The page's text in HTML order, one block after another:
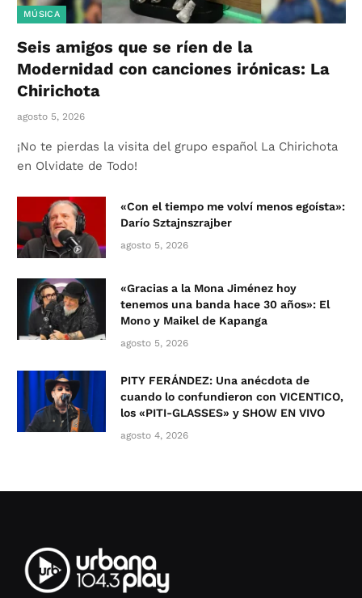
MÚSICA
Seis amigos que se ríen de la
Modernidad con canciones irónicas: La
Chirichota
agosto 5, 2026
¡No te pierdas la visita del grupo español La Chirichota
en Olvidate de Todo!
«Con el tiempo me volví menos egoísta»:
Darío Sztajnszrajber
agosto 5, 2026
«Gracias a la Mona Jiménez hoy
tenemos una banda hace 30 años»: El
Mono y Maikel de Kapanga
agosto 5, 2026
PITY FERÁNDEZ: Una anécdota de
cuando lo confundieron con VICENTICO,
los «PITI-GLASSES» y SHOW EN VIVO
agosto 4, 2026